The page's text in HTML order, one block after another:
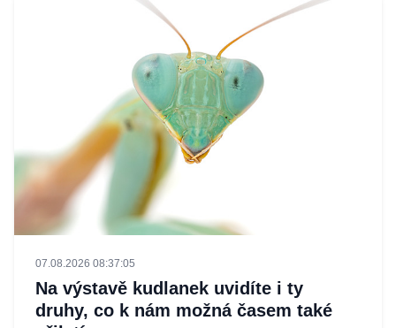
07.08.2026 08:37:05
Na výstavě kudlanek uvidíte i ty
druhy, co k nám možná časem také